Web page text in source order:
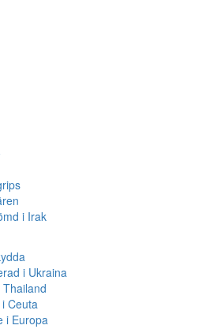
i Irak
i Ukraina
Ceuta
i Europa